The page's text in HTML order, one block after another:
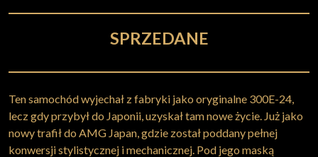
SPRZEDANE
Ten samochód wyjechał z fabryki jako oryginalne 300E-24,
lecz gdy przybył do Japonii, uzyskał tam nowe życie. Już jako
nowy trafił do AMG Japan, gdzie został poddany pełnej
konwersji stylistycznej i mechanicznej. Pod jego maską